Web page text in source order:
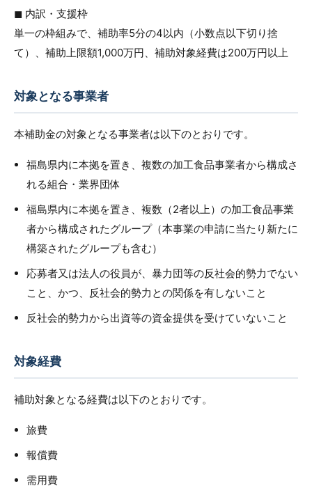
◼︎ 内訳・支援枠
単一の枠組みで、補助率5分の4以内（小数点以下切り捨
て）、補助上限額1,000万円、補助対象経費は200万円以上
対象となる事業者
本補助金の対象となる事業者は以下のとおりです。
福島県内に本拠を置き、複数の加工食品事業者から構成さ
れる組合・業界団体
福島県内に本拠を置き、複数（2者以上）の加工食品事業
者から構成されたグループ（本事業の申請に当たり新たに
構築されたグループも含む）
応募者又は法人の役員が、暴力団等の反社会的勢力でない
こと、かつ、反社会的勢力との関係を有しないこと
反社会的勢力から出資等の資金提供を受けていないこと
対象経費
補助対象となる経費は以下のとおりです。
旅費
報償費
需用費